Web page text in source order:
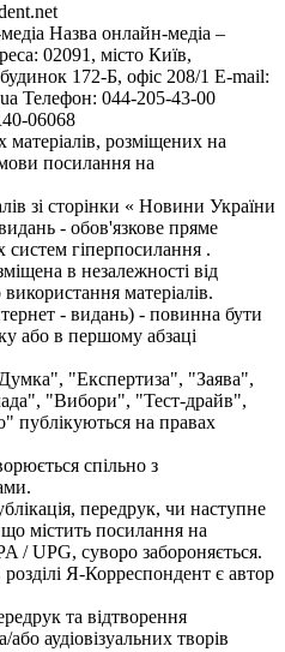
Назва онлайн-медіа –
02091, місто Київ,
172-Б, офіс 208/1 E-mail:
Телефон: 044-205-43-00
06068
розміщених на
посилання на
зі сторінки « Новини України
- обов'язкове пряме
гіперпосилання .
в незалежності від
матеріалів.
- видань) - повинна бути
або в першому абзаці
"Експертиза", "Заява",
"Вибори", "Тест-драйв",
на правах
спільно з
передрук, чи наступне
містить посилання на
/ UPG, суворо забороняється.
Я-Корреспондент є автор
та відтворення
аудіовізуальних творів